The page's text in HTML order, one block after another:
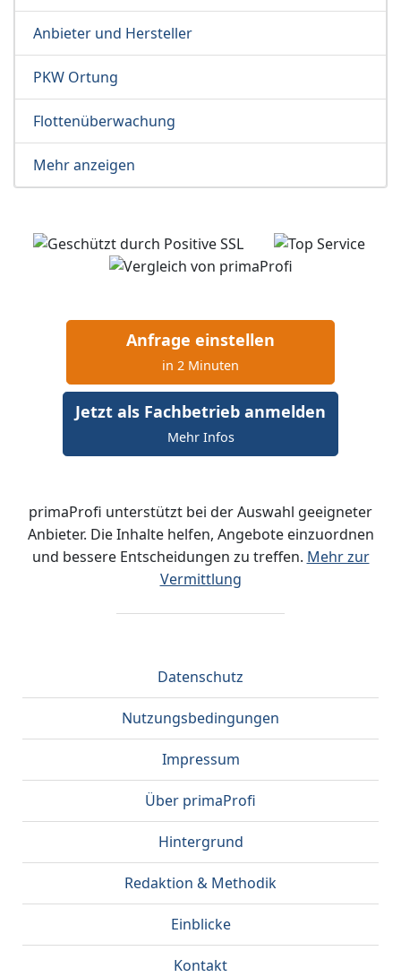
Anbieter und Hersteller
PKW Ortung
Flottenüberwachung
Mehr anzeigen
Anfrage einstellen
in 2 Minuten
Jetzt als Fachbetrieb anmelden
Mehr Infos
primaProfi unterstützt bei der Auswahl geeigneter
Anbieter. Die Inhalte helfen, Angebote einzuordnen
und bessere Entscheidungen zu treffen. Mehr zur
Vermittlung
Datenschutz
Nutzungsbedingungen
Impressum
Über primaProfi
Hintergrund
Redaktion & Methodik
Einblicke
Kontakt